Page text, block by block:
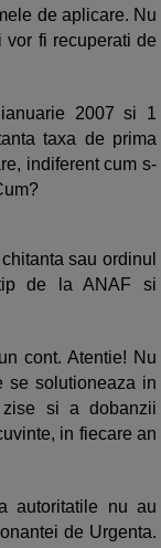
de aplicare. Nu
vor fi recuperati de
2007 si 1
taxa de prima
indiferent cum s-
sau ordinul
de la ANAF si
cont. Atentie! Nu
se solutioneaza in
si a dobanzii
in fiecare an
autoritatile nu au
de Urgenta.